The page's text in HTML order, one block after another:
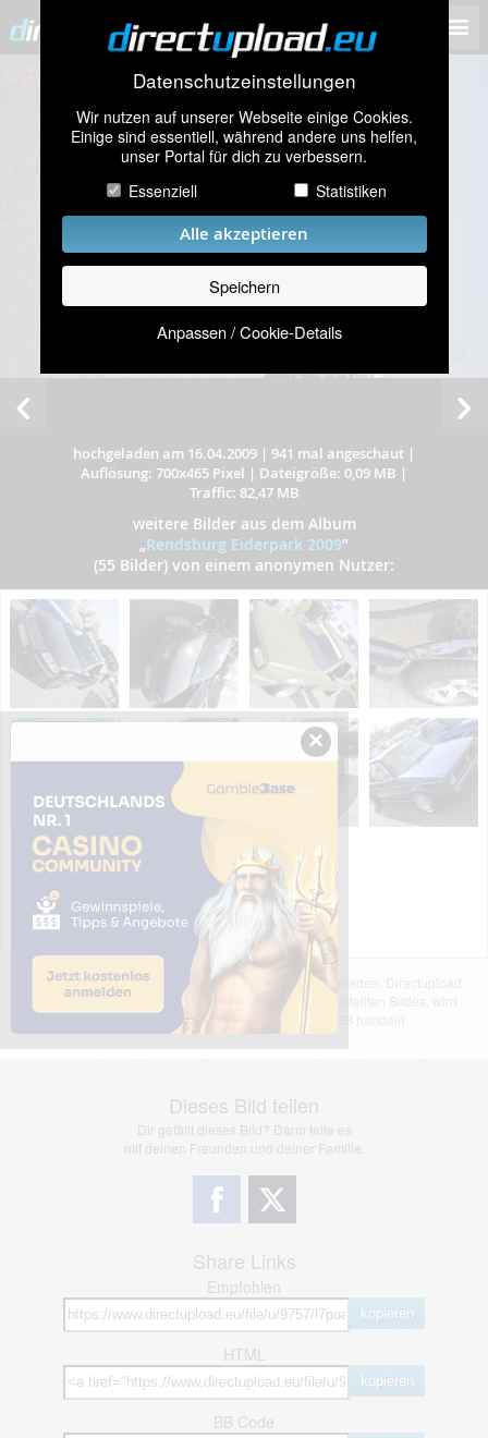
Datenschutzeinstellungen
Wir nutzen auf unserer Webseite einige Cookies.
Einige sind essentiell, während andere uns helfen,
unser Portal für dich zu verbessern.
Essenziell
Statistiken
Alle akzeptieren
Speichern
Anpassen / Cookie-Details
hochgeladen am 16.04.2009 | 941 mal angeschaut |
Auflösung: 700x465 Pixel | Dateigröße: 0,09 MB |
Traffic: 82,47 MB
weitere Bilder aus dem Album
„Rendsburg Eiderpark 2009”
(55 Bilder) von einem anonymen Nutzer:
Das dargestellte Bild wurde von einem Nutzer hochgeladen. Directupload
übernimmt keinerlei Haftung für den Inhalt des dargestellten Bildes, wird
jedoch bei Verstößen nach §2(3) unserer AGB handeln.
Dieses Bild teilen
Dir gefällt dieses Bild? Dann teile es
mit deinen Freunden und deiner Familie.
Share Links
Empfohlen
kopieren
HTML
kopieren
BB Code
×